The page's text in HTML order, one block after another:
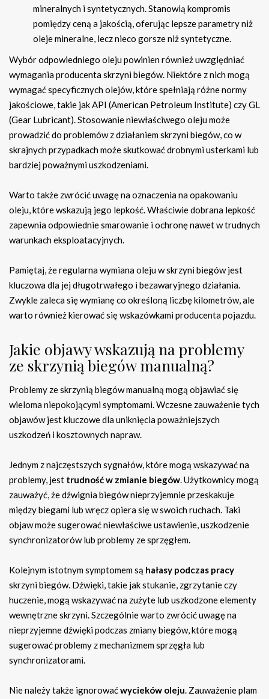
mineralnych i syntetycznych. Stanowią kompromis
pomiędzy ceną a jakością, oferując lepsze parametry niż
oleje mineralne, lecz nieco gorsze niż syntetyczne.
Wybór odpowiedniego oleju powinien również uwzględniać
wymagania producenta skrzyni biegów. Niektóre z nich mogą
wymagać specyficznych olejów, które spełniają różne normy
jakościowe, takie jak API (American Petroleum Institute) czy GL
(Gear Lubricant). Stosowanie niewłaściwego oleju może
prowadzić do problemów z działaniem skrzyni biegów, co w
skrajnych przypadkach może skutkować drobnymi usterkami lub
bardziej poważnymi uszkodzeniami.
Warto także zwrócić uwagę na oznaczenia na opakowaniu
oleju, które wskazują jego lepkość. Właściwie dobrana lepkość
zapewnia odpowiednie smarowanie i ochronę nawet w trudnych
warunkach eksploatacyjnych.
Pamiętaj, że regularna wymiana oleju w skrzyni biegów jest
kluczowa dla jej długotrwałego i bezawaryjnego działania.
Zwykle zaleca się wymianę co określoną liczbę kilometrów, ale
warto również kierować się wskazówkami producenta pojazdu.
Jakie objawy wskazują na problemy
ze skrzynią biegów manualną?
Problemy ze skrzynią biegów manualną mogą objawiać się
wieloma niepokojącymi symptomami. Wczesne zauważenie tych
objawów jest kluczowe dla uniknięcia poważniejszych
uszkodzeń i kosztownych napraw.
Jednym z najczęstszych sygnałów, które mogą wskazywać na
problemy, jest trudność w zmianie biegów. Użytkownicy mogą
zauważyć, że dźwignia biegów nieprzyjemnie przeskakuje
między biegami lub wręcz opiera się w swoich ruchach. Taki
objaw może sugerować niewłaściwe ustawienie, uszkodzenie
synchronizatorów lub problemy ze sprzęgłem.
Kolejnym istotnym symptomem są hałasy podczas pracy
skrzyni biegów. Dźwięki, takie jak stukanie, zgrzytanie czy
huczenie, mogą wskazywać na zużyte lub uszkodzone elementy
wewnętrzne skrzyni. Szczególnie warto zwrócić uwagę na
nieprzyjemne dźwięki podczas zmiany biegów, które mogą
sugerować problemy z mechanizmem sprzęgła lub
synchronizatorami.
Nie należy także ignorowaćwycieków oleju. Zauważenie plam